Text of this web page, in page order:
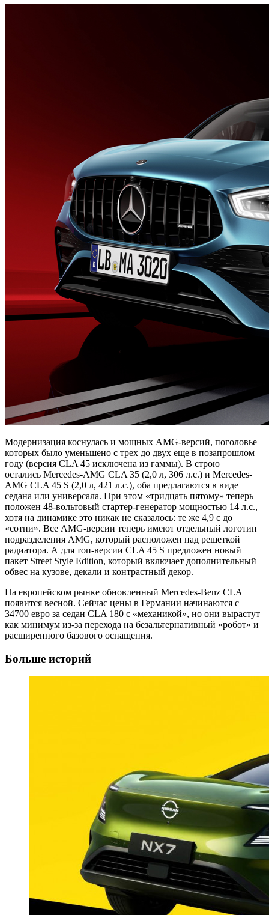
Модернизация коснулась и мощных AMG-версий, поголовье
которых было уменьшено с трех до двух еще в позапрошлом
году (версия CLA 45 исключена из гаммы). В строю
остались Mercedes-AMG CLA 35 (2,0 л, 306 л.с.) и Mercedes-
AMG CLA 45 S (2,0 л, 421 л.с.), оба предлагаются в виде
седана или универсала. При этом «тридцать пятому» теперь
положен 48-вольтовый стартер-генератор мощностью 14 л.с.,
хотя на динамике это никак не сказалось: те же 4,9 с до
«сотни». Все AMG-версии теперь имеют отдельный логотип
подразделения AMG, который расположен над решеткой
радиатора. А для топ-версии CLA 45 S предложен новый
пакет Street Style Edition, который включает дополнительный
обвес на кузове, декали и контрастный декор.
На европейском рынке обновленный Mercedes-Benz CLA
появится весной. Сейчас цены в Германии начинаются с
34700 евро за седан CLA 180 с «механикой», но они вырастут
как минимум из-за перехода на безальтернативный «робот» и
расширенного базового оснащения.
Больше историй